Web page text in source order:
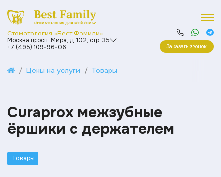
Стоматология «Бест Фэмили»
Москва просп. Мира, д. 102, стр. 35
+7 (495) 109-96-06
Заказать звонок
Цены на услуги Товары
Curaprox межзубные
ёршики с держателем
Товары